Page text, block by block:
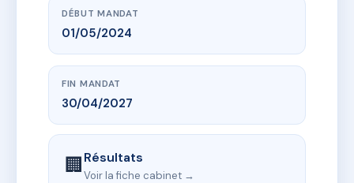
DÉBUT MANDAT
01/05/2024
FIN MANDAT
30/04/2027
🏢Résultats
Voir la fiche cabinet →